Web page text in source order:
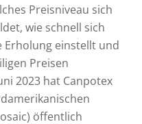
Preisniveau sich
wie schnell sich
Erholung einstellt und
Preisen
2023 hat Canpotex
öffentlich